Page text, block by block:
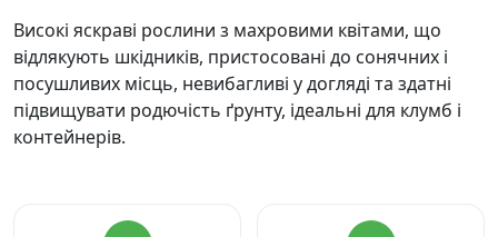
Високі яскраві рослини з махровими квітами, що
відлякують шкідників, пристосовані до сонячних і
посушливих місць, невибагливі у догляді та здатні
підвищувати родючість ґрунту, ідеальні для клумб і
контейнерів.